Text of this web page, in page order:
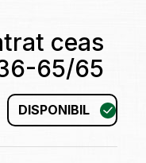
ceas
65/65
DISPONIBIL